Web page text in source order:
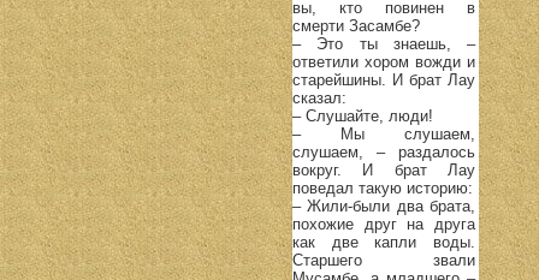
вы, кто повинен в
смерти Засамбе?
– Это ты знаешь, –
ответили хором вожди и
старейшины. И брат Лау
сказал:
– Слушайте, люди!
– Мы слушаем,
слушаем, – раздалось
вокруг. И брат Лау
поведал такую историю:
– Жили-были два брата,
похожие друг на друга
как две капли воды.
Старшего звали